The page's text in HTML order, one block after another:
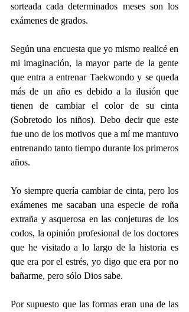
sorteada cada determinados meses son los
exámenes de grados.
Según una encuesta que yo mismo realicé en
mi imaginación, la mayor parte de la gente
que entra a entrenar Taekwondo y se queda
más de un año es debido a la ilusión que
tienen de cambiar el color de su cinta
(Sobretodo los niños). Debo decir que este
fue uno de los motivos que a mí me mantuvo
entrenando tanto tiempo durante los primeros
años.
Yo siempre quería cambiar de cinta, pero los
exámenes me sacaban una especie de roña
extraña y asquerosa en las conjeturas de los
codos, la opinión profesional de los doctores
que he visitado a lo largo de la historia es
que era por el estrés, yo digo que era por no
bañarme, pero sólo Dios sabe.
Por supuesto que las formas eran una de las